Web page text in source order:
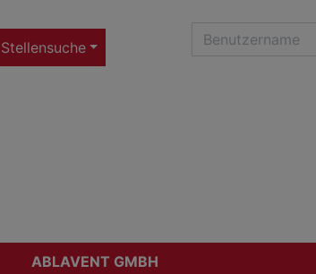
Stellensuche
ABLAVENT GMBH